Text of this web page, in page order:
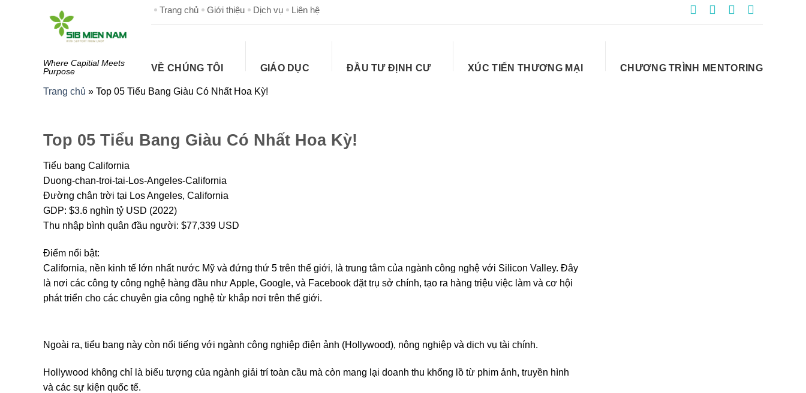
Trang chủ Giới thiệu Dịch vụ Liên hệ
Where Capitial Meets
Purpose
VỀ CHÚNG TÔI GIÁO DỤC ĐẦU TƯ ĐỊNH CƯ XÚC TIẾN THƯƠNG MẠI CHƯƠNG TRÌNH MENTORING
Trang chủ » Top 05 Tiểu Bang Giàu Có Nhất Hoa Kỳ!
Top 05 Tiểu Bang Giàu Có Nhất Hoa Kỳ!
Tiểu bang California
Duong-chan-troi-tai-Los-Angeles-California
Đường chân trời tại Los Angeles, California
GDP: $3.6 nghìn tỷ USD (2022)
Thu nhập bình quân đầu người: $77,339 USD
Điểm nổi bật:
California, nền kinh tế lớn nhất nước Mỹ và đứng thứ 5 trên thế giới, là trung tâm của ngành công nghệ với Silicon Valley. Đây
là nơi các công ty công nghệ hàng đầu như Apple, Google, và Facebook đặt trụ sở chính, tạo ra hàng triệu việc làm và cơ hội
phát triển cho các chuyên gia công nghệ từ khắp nơi trên thế giới.
Ngoài ra, tiểu bang này còn nổi tiếng với ngành công nghiệp điện ảnh (Hollywood), nông nghiệp và dịch vụ tài chính.
Hollywood không chỉ là biểu tượng của ngành giải trí toàn cầu mà còn mang lại doanh thu khổng lồ từ phim ảnh, truyền hình
và các sự kiện quốc tế.